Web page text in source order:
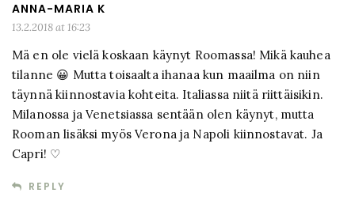
ANNA-MARIA K
13.2.2018 at 16:23
Mä en ole vielä koskaan käynyt Roomassa! Mikä kauhea
tilanne 😀 Mutta toisaalta ihanaa kun maailma on niin
täynnä kiinnostavia kohteita. Italiassa niitä riittäisikin.
Milanossa ja Venetsiassa sentään olen käynyt, mutta
Rooman lisäksi myös Verona ja Napoli kiinnostavat. Ja
Capri! ♡
REPLY